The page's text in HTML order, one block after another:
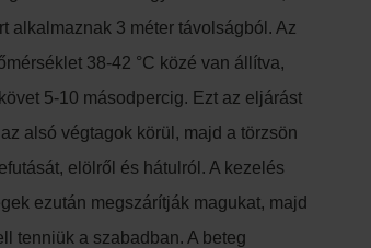
alkalmaznak 3 méter távolságból. Az
38-42 °C közé van állítva,
5-10 másodpercig. Ezt az eljárást
alsó végtagok körül, majd a törzsön
elölről és hátulról. A kezelés
ezután megszárítják magukat, majd
tenniük a szabadban. A beteg